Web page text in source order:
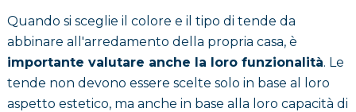
Quando si sceglie il colore e il tipo di tende da
abbinare all'arredamento della propria casa, è
importante valutare anche la loro funzionalità. Le
tende non devono essere scelte solo in base al loro
aspetto estetico, ma anche in base alla loro capacità di